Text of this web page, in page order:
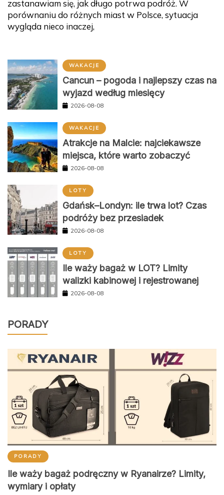
zastanawiam się, jak długo potrwa podróż. W
porównaniu do różnych miast w Polsce, sytuacja
wygląda nieco inaczej,
WAKACJE
Cancun – pogoda i najlepszy czas na
wyjazd według miesięcy
2026-08-08
WAKACJE
Atrakcje na Malcie: najciekawsze
miejsca, które warto zobaczyć
2026-08-08
LOTY
Gdańsk–Londyn: ile trwa lot? Czas
podróży bez przesiadek
2026-08-08
LOTY
Ile waży bagaż w LOT? Limity
walizki kabinowej i rejestrowanej
2026-08-08
PORADY
PORADY
Ile waży bagaż podręczny w Ryanairze? Limity,
wymiary i opłaty